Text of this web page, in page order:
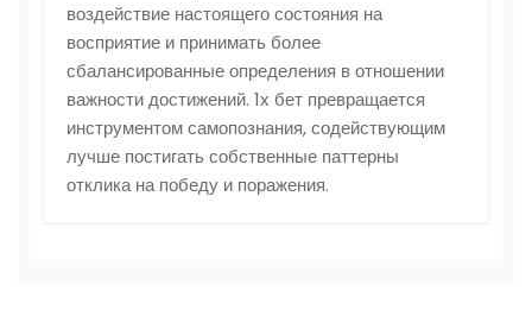
воздействие настоящего состояния на
восприятие и принимать более
сбалансированные определения в отношении
важности достижений. 1х бет превращается
инструментом самопознания, содействующим
лучше постигать собственные паттерны
отклика на победу и поражения.